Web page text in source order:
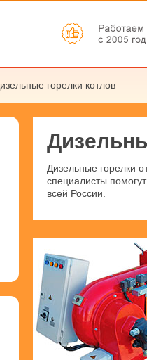
горелки котлов
Дизельные горелки
специалисты
всей России.